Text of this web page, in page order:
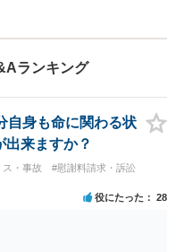
・休日相談
をもとに、
解消し、問
ランキング
自身も命に関わる状
出来ますか？
ス・事故
#慰謝料請求・訴訟
役にたった 28